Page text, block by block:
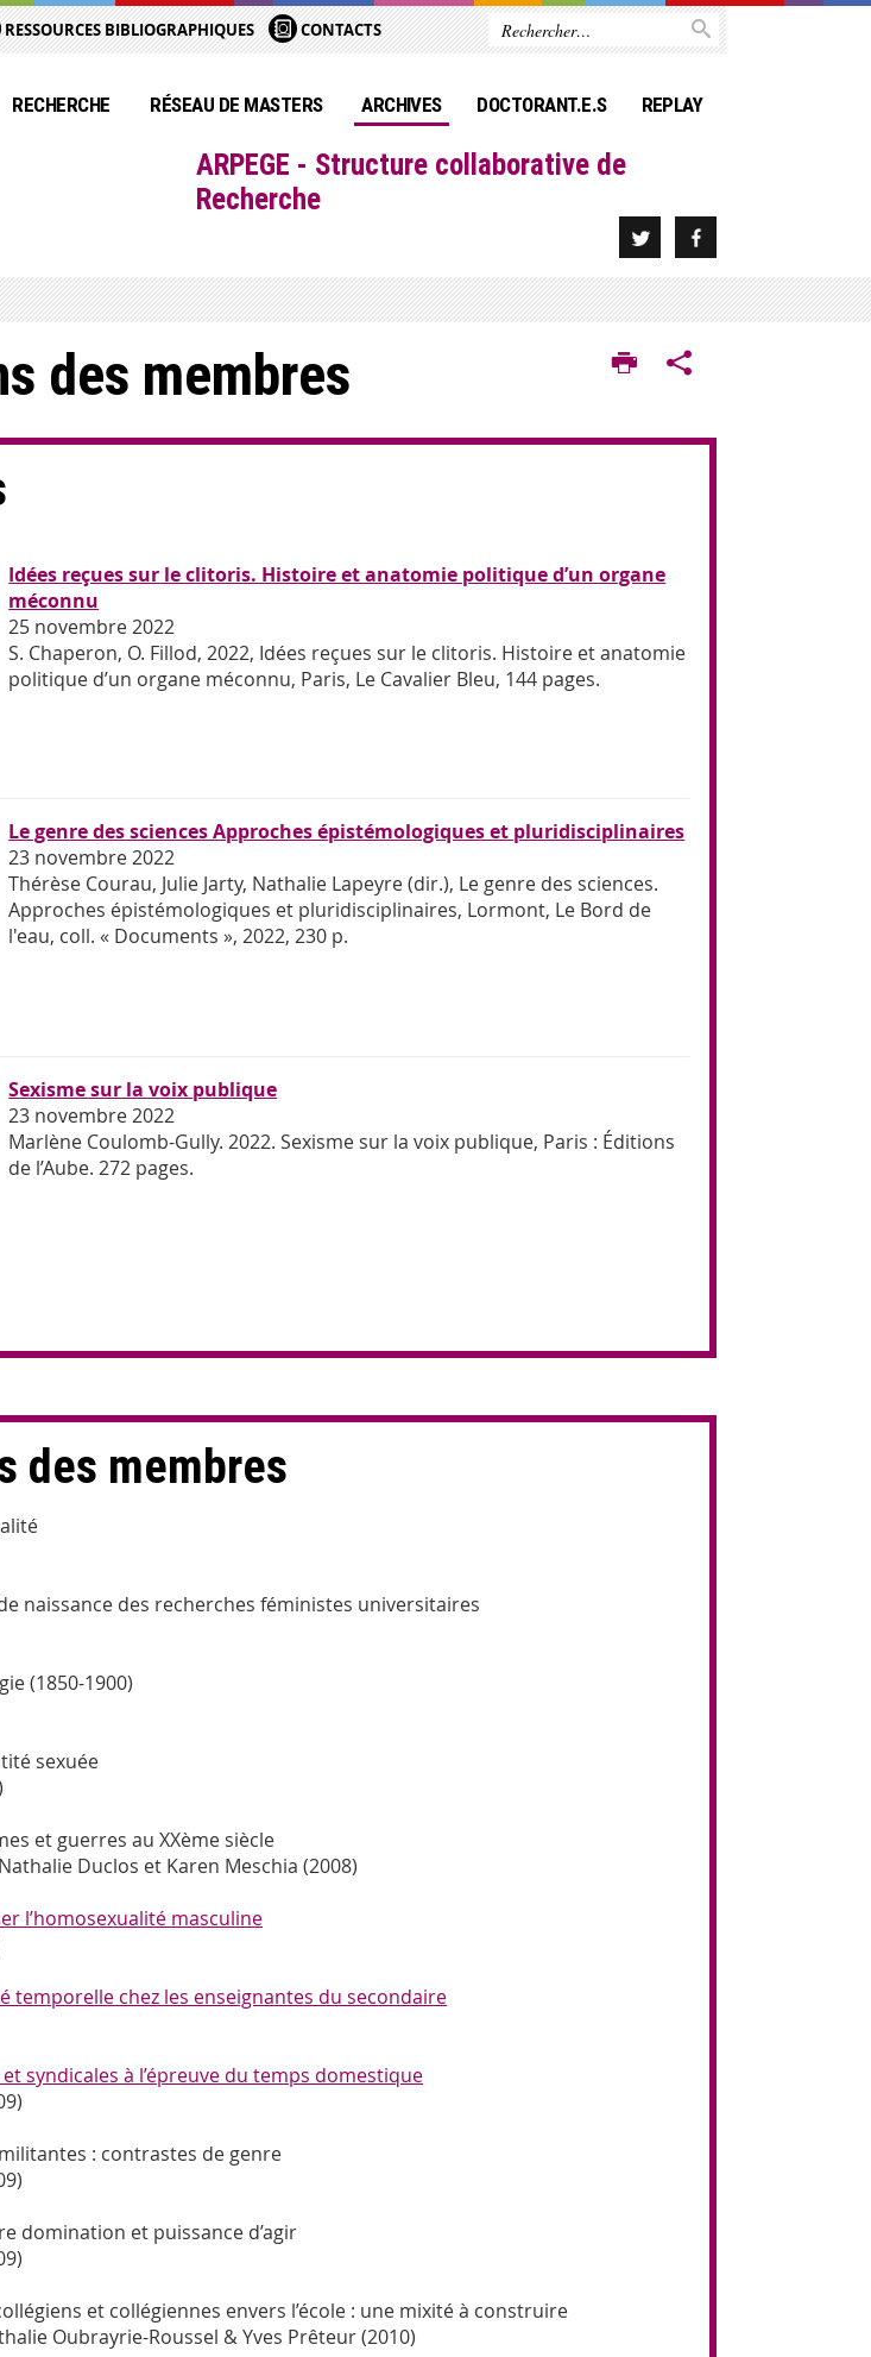
RESSOURCES BIBLIOGRAPHIQUES CONTACTS
RECHERCHE RÉSEAU DE MASTERS ARCHIVES DOCTORANT.E.S REPLAY
ARPEGE - Structure collaborative de
Recherche
des membres
Idées reçues sur le clitoris. Histoire et anatomie politique d’un organe
méconnu
25 novembre 2022
S. Chaperon, O. Fillod, 2022, Idées reçues sur le clitoris. Histoire et anatomie
politique d’un organe méconnu, Paris, Le Cavalier Bleu, 144 pages.
Le genre des sciences Approches épistémologiques et pluridisciplinaires
23 novembre 2022
Thérèse Courau, Julie Jarty, Nathalie Lapeyre (dir.), Le genre des sciences.
Approches épistémologiques et pluridisciplinaires, Lormont, Le Bord de
l'eau, coll. « Documents », 2022, 230 p.
Sexisme sur la voix publique
23 novembre 2022
Marlène Coulomb-Gully. 2022. Sexisme sur la voix publique, Paris : Éditions
de l’Aube. 272 pages.
des membres
naissance des recherches féministes universitaires
(1850-1900)
sexuée
et guerres au XXème siècle
Duclos et Karen Meschia (2008)
l’homosexualité masculine
temporelle chez les enseignantes du secondaire
syndicales à l’épreuve du temps domestique
: contrastes de genre
domination et puissance d’agir
et collégiennes envers l’école : une mixité à construire
Oubrayrie-Roussel & Yves Prêteur (2010)